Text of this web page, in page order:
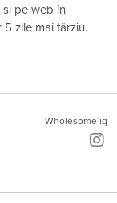
pe web în
zile mai târziu.
Wholesome ig